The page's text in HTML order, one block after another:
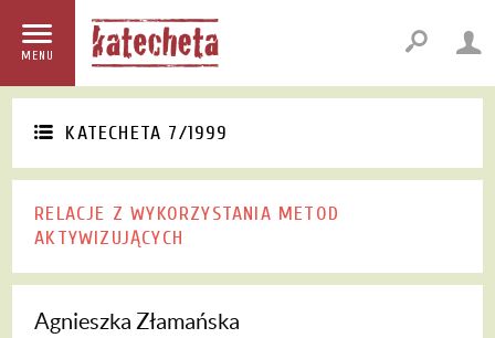
MENU
KATECHETA 7/1999
RELACJE Z WYKORZYSTANIA METOD
AKTYWIZUJĄCYCH
Agnieszka Złamańska